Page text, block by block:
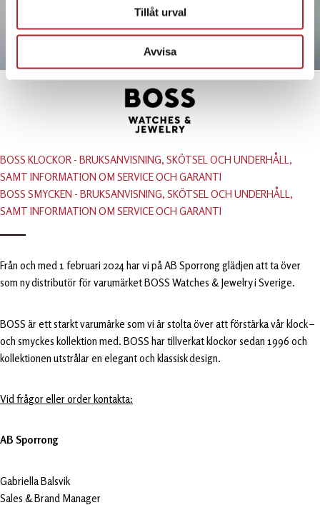
Tillåt urval
Avvisa
BOSS KLOCKOR - BRUKSANVISNING, SKÖTSEL OCH UNDERHÅLL,
SAMT INFORMATION OM SERVICE OCH GARANTI
BOSS SMYCKEN - BRUKSANVISNING, SKÖTSEL OCH UNDERHÅLL,
SAMT INFORMATION OM SERVICE OCH GARANTI
Från och med 1 februari 2024 har vi på AB Sporrong glädjen att ta över
som ny distributör för varumärket BOSS Watches & Jewelry i Sverige.
BOSS är ett starkt varumärke som vi är stolta över att förstärka vår klock –
och smyckes kollektion med. BOSS har tillverkat klockor sedan 1996 och
kollektionen utstrålar en elegant och klassisk design.
Vid frågor eller order kontakta:
AB Sporrong
Gabriella Balsvik
Sales & Brand Manager